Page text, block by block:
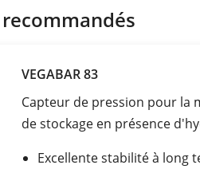
VEGABAR 83
Capteur de pression pour la
de stockage en présence
Excellente stabilité à long